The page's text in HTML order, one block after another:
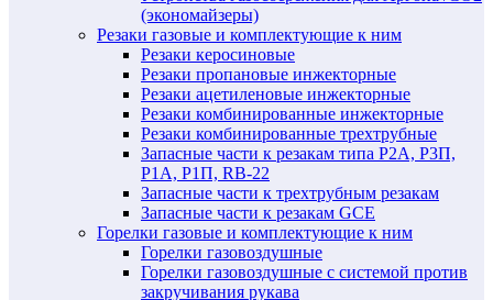
(экономайзеры)
Резаки газовые и комплектующие к ним
Резаки керосиновые
Резаки пропановые инжекторные
Резаки ацетиленовые инжекторные
Резаки комбинированные инжекторные
Резаки комбинированные трехтрубные
Запасные части к резакам типа Р2А, Р3П,
Р1А, Р1П, RB-22
Запасные части к трехтрубным резакам
Запасные части к резакам GCE
Горелки газовые и комплектующие к ним
Горелки газовоздушные
Горелки газовоздушные с системой против
закручивания рукава